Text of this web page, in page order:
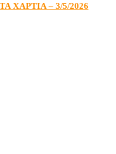
ΧΑΡΤΙΑ – 3/5/2026